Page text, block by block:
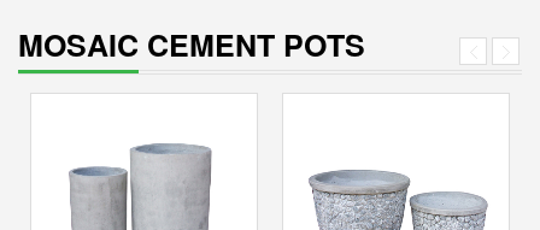
MOSAIC CEMENT POTS